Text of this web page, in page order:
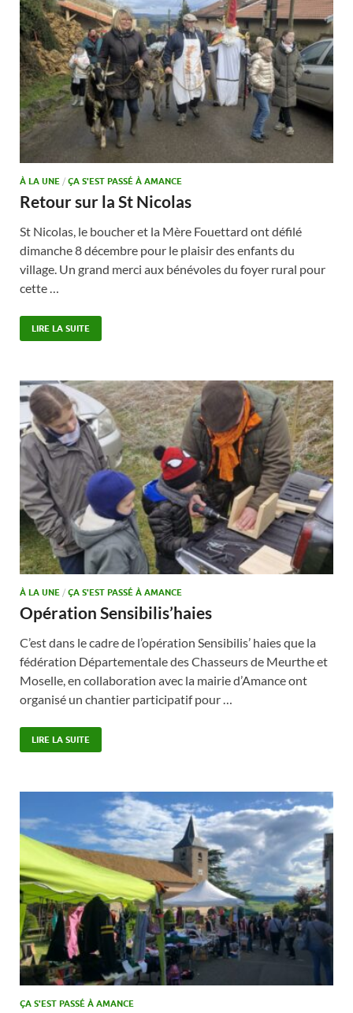
À LA UNE / ÇA S'EST PASSÉ À AMANCE
Retour sur la St Nicolas
St Nicolas, le boucher et la Mère Fouettard ont défilé
dimanche 8 décembre pour le plaisir des enfants du
village. Un grand merci aux bénévoles du foyer rural pour
cette …
LIRE LA SUITE
À LA UNE / ÇA S'EST PASSÉ À AMANCE
Opération Sensibilis’haies
C’est dans le cadre de l’opération Sensibilis’ haies que la
fédération Départementale des Chasseurs de Meurthe et
Moselle, en collaboration avec la mairie d’Amance ont
organisé un chantier participatif pour …
LIRE LA SUITE
ÇA S'EST PASSÉ À AMANCE